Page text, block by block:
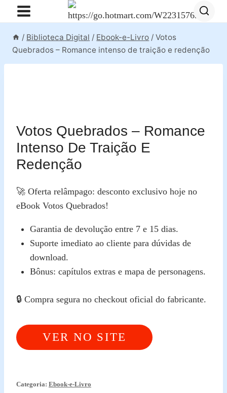
Pular
para
Conteúdo
/ Biblioteca Digital / Ebook-e-Livro / Votos
Quebrados – Romance intenso de traição e redenção
Votos Quebrados – Romance
Intenso De Traição E
Redenção
🚀 Oferta relâmpago: desconto exclusivo hoje no
eBook Votos Quebrados!
Garantia de devolução entre 7 e 15 dias.
Suporte imediato ao cliente para dúvidas de
download.
Bônus: capítulos extras e mapa de personagens.
🔒 Compra segura no checkout oficial do fabricante.
VER NO SITE
Categoria: Ebook-e-Livro